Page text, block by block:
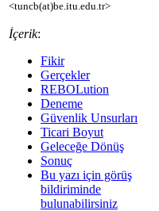
<tuncb(at)be.itu.edu.tr>
İçerik:
Fikir
Gerçekler
REBOLution
Deneme
Güvenlik Unsurları
Ticari Boyut
Geleceğe Dönüş
Sonuç
Bu yazı için görüş
bildiriminde
bulunabilirsiniz